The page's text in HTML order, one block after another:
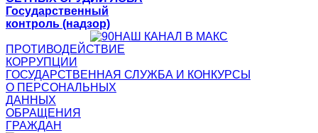
Государственный
контроль (надзор)
НАШ КАНАЛ В МАКС
ПРОТИВОДЕЙСТВИЕ
КОРРУПЦИИ
ГОСУДАРСТВЕННАЯ СЛУЖБА И КОНКУРСЫ
О ПЕРСОНАЛЬНЫХ
ДАННЫХ
ОБРАЩЕНИЯ
ГРАЖДАН